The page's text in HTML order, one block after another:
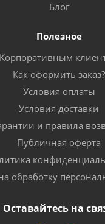
Блог
Полезное
Корпоративным
Как оформить заказ?
Условия оплаты
Условия доставки
и правила
Публичная оферта
обработку
Оставайтесь на